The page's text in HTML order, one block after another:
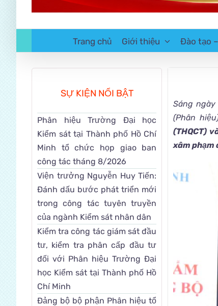
Trang chủ Giới thiệu Đào tạo
Sáng ngày
(Phân
(THQCT)
xâm phạm
SỰ KIỆN NỔI BẬT
Phân hiệu Trường Đại học
Kiểm sát tại Thành phố Hồ Chí
Minh tổ chức họp giao ban
công tác tháng 8/2026
Viện trưởng Nguyễn Huy Tiến:
Đánh dấu bước phát triển mới
trong công tác tuyên truyền
của ngành Kiểm sát nhân dân
Kiểm tra công tác giám sát đầu
tư, kiểm tra phân cấp đầu tư
đối với Phân hiệu Trường Đại
học Kiểm sát tại Thành phố Hồ
Chí Minh
Đảng bộ bộ phận Phân hiệu tổ